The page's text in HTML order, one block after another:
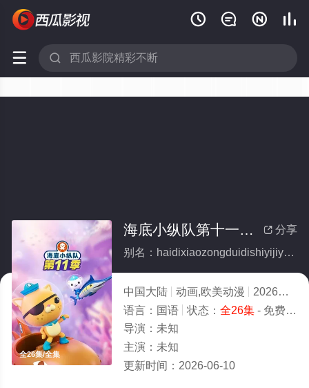
   
 
全26集/全集
 分享
海底小纵队第十一季英语(全集)
别名：haidixiaozongduidishiyijiyingyu
中国大陆 动画,欧美动漫 2026
4.0
语言： 国语 状态： 全26集- 免费在线观看
导演： 未知
主演： 未知
更新时间： 2026-06-10